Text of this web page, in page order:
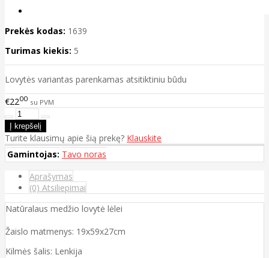
Prekės kodas: 1639
Turimas kiekis: 5
Lovytės variantas parenkamas atsitiktiniu būdu
€2200 su PVM
Turite klausimų apie šią prekę? Klauskite
Gamintojas: Tavo noras
Aprašymas
(0) Atsiliepimai
Natūralaus medžio lovytė lėlei
Žaislo matmenys: 19x59x27cm
Kilmės šalis: Lenkija